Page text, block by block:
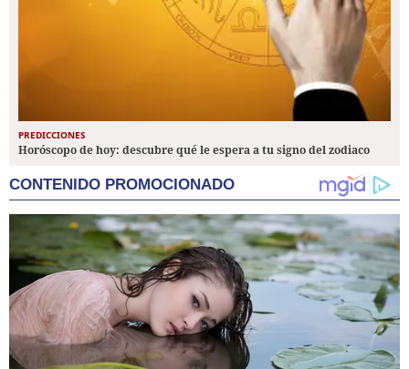
PREDICCIONES
Horóscopo de hoy: descubre qué le espera a tu signo del zodiaco
CONTENIDO PROMOCIONADO